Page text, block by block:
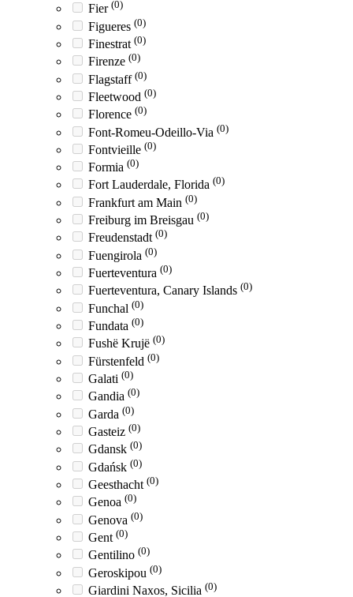
Fier (0)
Figueres (0)
Finestrat (0)
Firenze (0)
Flagstaff (0)
Fleetwood (0)
Florence (0)
Font-Romeu-Odeillo-Via (0)
Fontvieille (0)
Formia (0)
Fort Lauderdale, Florida (0)
Frankfurt am Main (0)
Freiburg im Breisgau (0)
Freudenstadt (0)
Fuengirola (0)
Fuerteventura (0)
Fuerteventura, Canary Islands (0)
Funchal (0)
Fundata (0)
Fushë Krujë (0)
Fürstenfeld (0)
Galati (0)
Gandia (0)
Garda (0)
Gasteiz (0)
Gdansk (0)
Gdańsk (0)
Geesthacht (0)
Genoa (0)
Genova (0)
Gent (0)
Gentilino (0)
Geroskipou (0)
Giardini Naxos, Sicilia (0)